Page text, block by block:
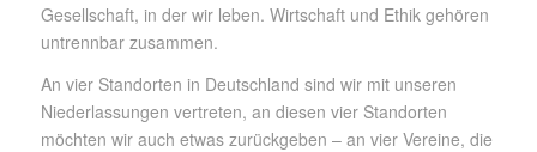
Gesellschaft, in der wir leben. Wirtschaft und Ethik gehören
untrennbar zusammen.
An vier Standorten in Deutschland sind wir mit unseren
Niederlassungen vertreten, an diesen vier Standorten
möchten wir auch etwas zurückgeben – an vier Vereine, die